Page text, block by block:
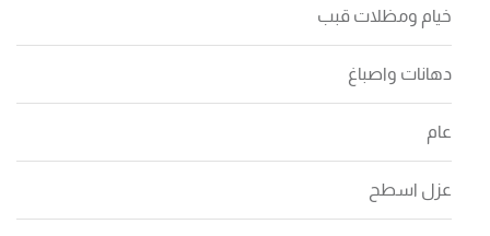
خيام ومظلات قبب
دهانات واصباغ
عام
عزل اسطح